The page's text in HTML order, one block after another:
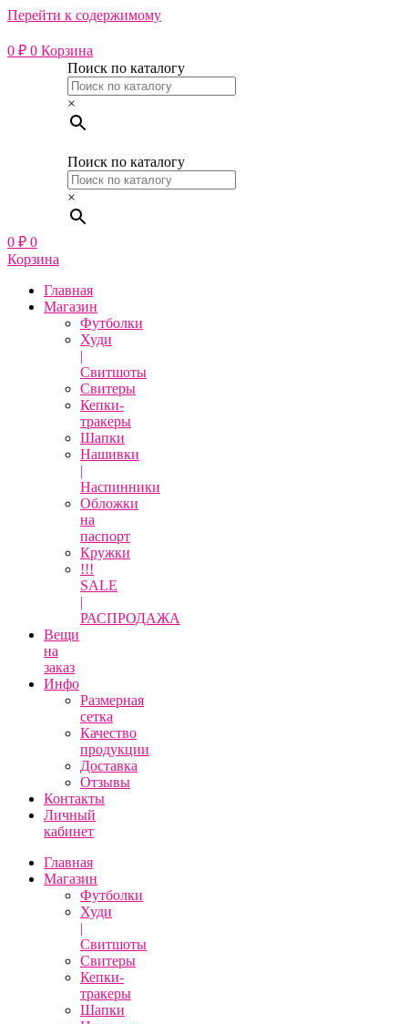
Перейти к содержимому
0 ₽ 0 Корзина
Поиск по каталогу
×
Поиск по каталогу
×
0 ₽ 0
Корзина
Главная
Магазин
Футболки
Худи
|
Свитшоты
Свитеры
Кепки-
тракеры
Шапки
Нашивки
|
Наспинники
Обложки
на
паспорт
Кружки
!!!
SALE
|
РАСПРОДАЖА
Вещи
на
заказ
Инфо
Размерная
сетка
Качество
продукции
Доставка
Отзывы
Контакты
Личный
кабинет
Главная
Магазин
Футболки
Худи
|
Свитшоты
Свитеры
Кепки-
тракеры
Шапки